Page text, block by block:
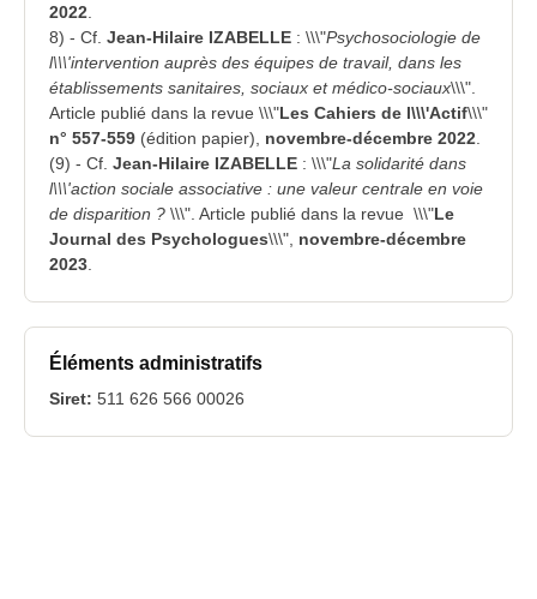
2022
8) - Cf. Jean-Hilaire IZABELLE : \\\"Psychosociologie de
l\\\'intervention auprès des équipes de travail, dans les
établissements sanitaires, sociaux et médico-sociaux\\\".
Article publié dans la revue \\\"Les Cahiers de l\\\'Actif\\\"
n° 557-559 (édition papier), novembre-décembre 2022
(9) - Cf. Jean-Hilaire IZABELLE : \\\"La solidarité dans
l\\\'action sociale associative : une valeur centrale en voie
de disparition ? \\\". Article publié dans la revue \\\"Le
Journal des Psychologues\\\", novembre-décembre
2023
Éléments administratifs
Siret: 511 626 566 00026